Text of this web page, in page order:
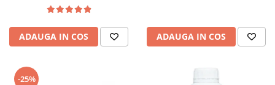
ADAUGA IN COS ADAUGA IN COS
-25%